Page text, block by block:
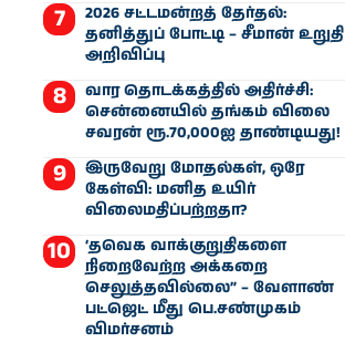
2026 சட்டமன்றத் தேர்தல்:
தனித்துப் போட்டி – சீமான் உறுதி
அறிவிப்பு
வார தொடக்கத்தில் அதிர்ச்சி:
சென்னையில் தங்கம் விலை
சவரன் ரூ.70,000ஐ தாண்டியது!
இருவேறு மோதல்கள், ஒரே
கேள்வி: மனித உயிர்
விலைமதிப்பற்றதா?
‘தவெக வாக்குறுதிகளை
நிறைவேற்ற அக்கறை
செலுத்தவில்லை” – வேளாண்
பட்ஜெட் மீது பெ.சண்முகம்
விமர்சனம்